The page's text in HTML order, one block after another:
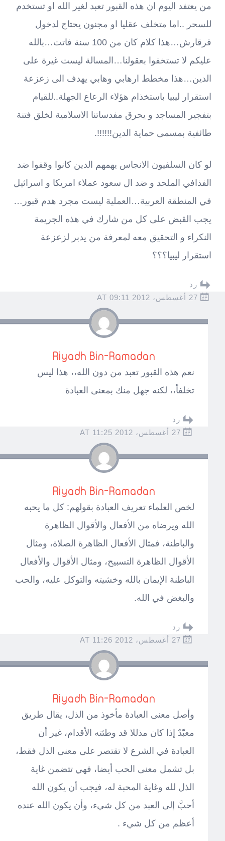
من يعتفد اليوم ان هذه القبور تعبد لغير الله او تستخدم
للسحر ..اما متخلف عقليا او مجنون يحتاج لدخول
قرقارش…هذا كلام كان من 100 سنة فاتت…بالله
عليكم لا تستخفوا بعقولنا…المسالة ليست غيرة على
الدين…هذا مخطط ارهابي وهابي يهدف الى زعزعة
استقرار ليبيا باستخذام هؤلاء الرعاع الجهلة..للقيام
بتفجير المساجد و يحرق مفدساتنا الاسلامية لخلق فتنة
طائفية بمسمى حماية الدين!!!!!!.
لو كان السلفيون الانجاس يهمهم الدين كانوا وقفوا ضد
الفذافي الملحد و ضد ال سعود عملاء امريكا و اسرائيل
في المنطقة العربية…العملية ليست مجرد هدم قبور…
يجب القبض على كل من شارك في هذه الجريمة
النكراء و التحقيق معه لمعرفة من يدبر لزعزعة
استقرار ليبيا؟؟؟
رد
27 أغسطس، 2012 AT 09:11
Riyadh Bin-Ramadan
نعم هذه القبور تعبد من دون الله،، هذا ليس
تخلفاً،، لكنه جهل منك بمعنى العبادة
رد
27 أغسطس، 2012 AT 11:25
Riyadh Bin-Ramadan
لخص العلماء تعريف العبادة بقولهم: كل ما يحبه
الله ويرضاه من الأفعال والأقوال الظاهرة
والباطنة، فمثال الأفعال الظاهرة الصلاة، ومثال
الأقوال الظاهرة التسبيح، ومثال الأقوال والأفعال
الباطنة الإيمان بالله وخشيته والتوكل عليه، والحب
والبغض في الله.
رد
27 أغسطس، 2012 AT 11:26
Riyadh Bin-Ramadan
وأصل معنى العبادة مأخوذ من الذل، يقال طريق
معبّدٌ إذا كان مذللا قد وطئته الأقدام، غير أن
العبادة في الشرع لا تقتصر على معنى الذل فقط،
بل تشمل معنى الحب أيضا، فهي تتضمن غاية
الذل لله وغاية المحبة له، فيجب أن يكون الله
أحبَّ إلى العبد من كل شيء، وأن يكون الله عنده
أعظم من كل شيء .